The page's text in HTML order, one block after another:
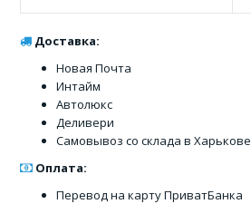
Доставка:
Новая Почта
Интайм
Автолюкс
Деливери
Самовывоз со склада в Харькове
Оплата:
Перевод на карту ПриватБанка